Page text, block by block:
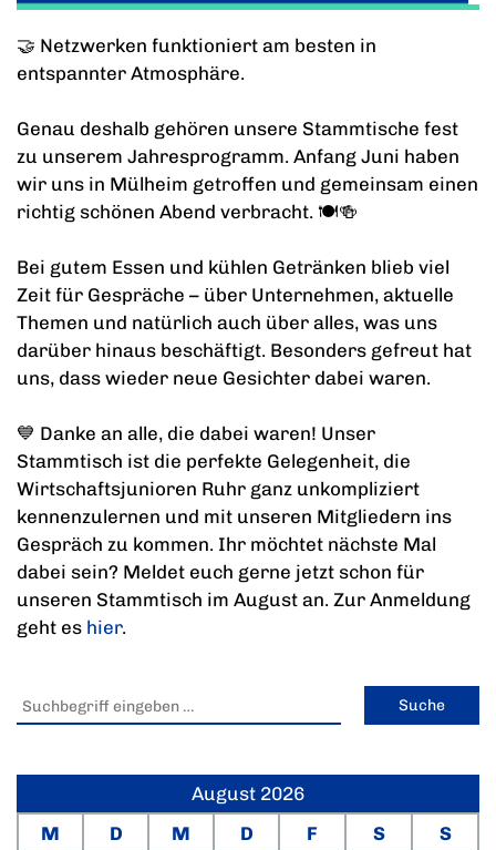
🤝 Netzwerken funktioniert am besten in
entspannter Atmosphäre.
Genau deshalb gehören unsere Stammtische fest
zu unserem Jahresprogramm. Anfang Juni haben
wir uns in Mülheim getroffen und gemeinsam einen
richtig schönen Abend verbracht. 🍽️🍻
Bei gutem Essen und kühlen Getränken blieb viel
Zeit für Gespräche – über Unternehmen, aktuelle
Themen und natürlich auch über alles, was uns
darüber hinaus beschäftigt. Besonders gefreut hat
uns, dass wieder neue Gesichter dabei waren.
💙 Danke an alle, die dabei waren! Unser
Stammtisch ist die perfekte Gelegenheit, die
Wirtschaftsjunioren Ruhr ganz unkompliziert
kennenzulernen und mit unseren Mitgliedern ins
Gespräch zu kommen. Ihr möchtet nächste Mal
dabei sein? Meldet euch gerne jetzt schon für
unseren Stammtisch im August an. Zur Anmeldung
geht es hier.
August 2026
M
D M D F S
S